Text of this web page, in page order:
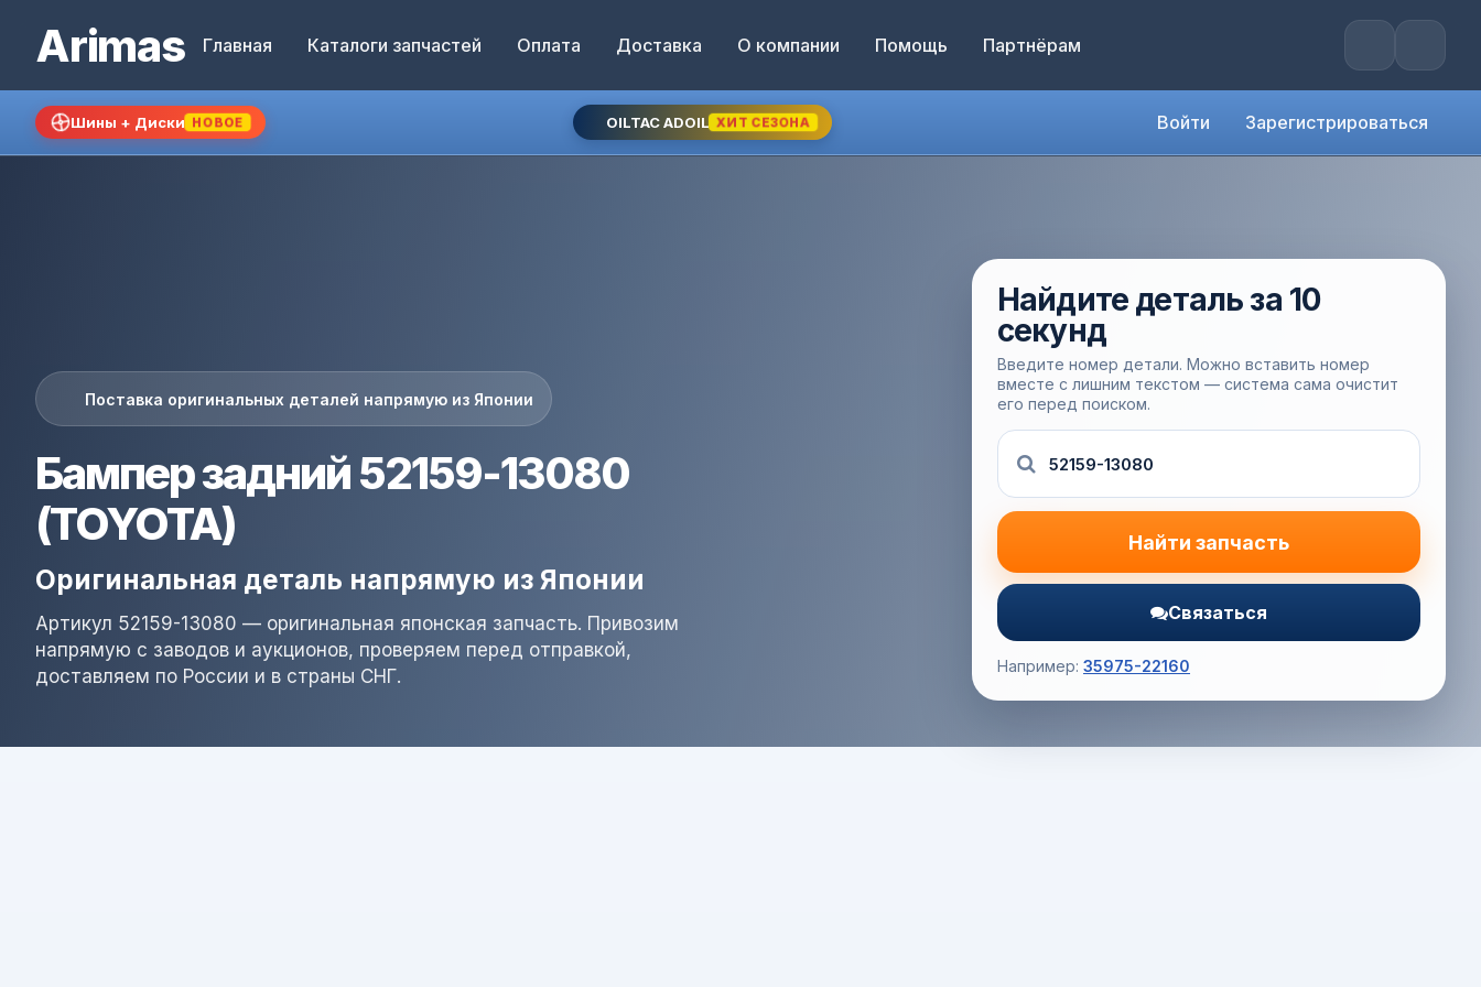
Arimas Главная Каталоги запчастей Оплата Доставка О компании Помощь Партнёрам
Шины + Диски НОВОЕ OILTAC ADOIL ХИТ СЕЗОНА Войти Зарегистрироваться
Поставка оригинальных деталей напрямую из Японии
Бампер задний 52159-13080
(TOYOTA)
Оригинальная деталь напрямую из Японии
Артикул 52159-13080 — оригинальная японская запчасть. Привозим
напрямую с заводов и аукционов, проверяем перед отправкой,
доставляем по России и в страны СНГ.
Найдите деталь за 10
секунд
Введите номер детали. Можно вставить номер
вместе с лишним текстом — система сама очистит
его перед поиском.
Найти запчасть
Связаться
Например: 35975-22160